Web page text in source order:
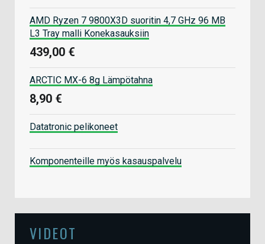
AMD Ryzen 7 9800X3D suoritin 4,7 GHz 96 MB
L3 Tray malli Konekasauksiin
439,00 €
ARCTIC MX-6 8g Lämpötahna
8,90 €
Datatronic pelikoneet
Komponenteille myös kasauspalvelu
VIDEOT